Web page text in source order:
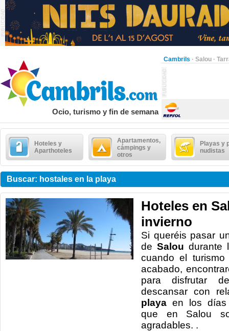
Cambrils · Salou ·
Ocio, turismo y fin de semana
Hoteles y
Aparthoteles
Apartamentos,
cámpings y
otros
Playas y
nudistas
Buscar: hostales en la playa
Hoteles en
invierno
Si queréis pasar
de Salou durante
cuando el
acabado,
para disfrutar
descansar con
playa en los días
que en Salou
agradables. .